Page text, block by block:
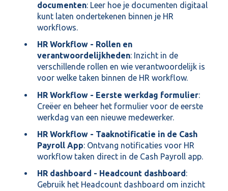
documenten: Leer hoe je documenten digitaal
kunt laten ondertekenen binnen je HR
workflows.
HR Workflow - Rollen en
verantwoordelijkheden: Inzicht in de
verschillende rollen en wie verantwoordelijk is
voor welke taken binnen de HR workflow.
HR Workflow - Eerste werkdag formulier:
Creëer en beheer het formulier voor de eerste
werkdag van een nieuwe medewerker.
HR Workflow - Taaknotificatie in de Cash
Payroll App: Ontvang notificaties voor HR
workflow taken direct in de Cash Payroll app.
HR dashboard - Headcount dashboard:
Gebruik het Headcount dashboard om inzicht